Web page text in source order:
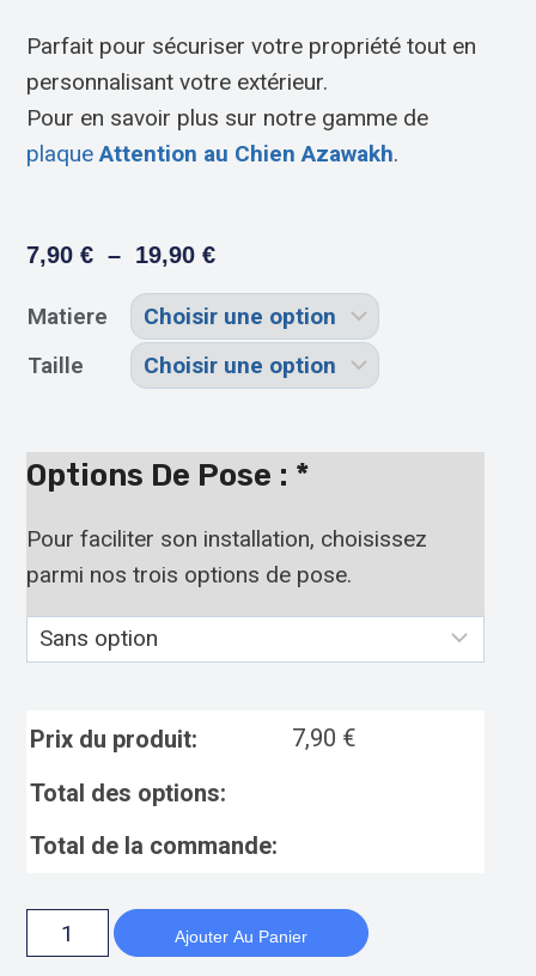
Parfait pour sécuriser votre propriété tout en
personnalisant votre extérieur.
Pour en savoir plus sur notre gamme de
plaqueAttention au Chien Azawakh.
7,90€ – 19,90€
Matiere
Taille
Options De Pose : *
Pour faciliter son installation, choisissez
parmi nos trois options de pose.
Prix du produit: 7,90 €
Total des options:
Total de la commande:
Ajouter Au Panier